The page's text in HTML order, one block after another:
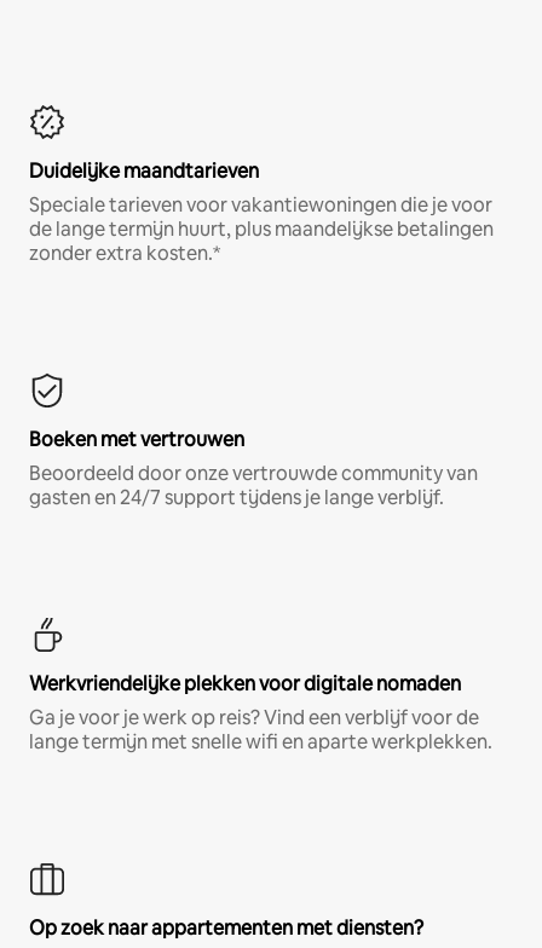
Duidelijke maandtarieven
Speciale tarieven voor vakantiewoningen die je voor
de lange termijn huurt, plus maandelijkse betalingen
zonder extra kosten.*
Boeken met vertrouwen
Beoordeeld door onze vertrouwde community van
gasten en 24/7 support tijdens je lange verblijf.
Werkvriendelijke plekken voor digitale nomaden
Ga je voor je werk op reis? Vind een verblijf voor de
lange termijn met snelle wifi en aparte werkplekken.
Op zoek naar appartementen met diensten?